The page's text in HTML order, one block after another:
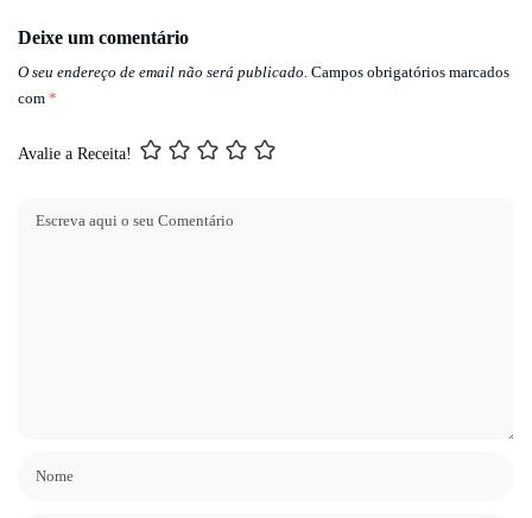
Deixe um comentário
O seu endereço de email não será publicado. Campos obrigatórios marcados
com *
Avalie a Receita!